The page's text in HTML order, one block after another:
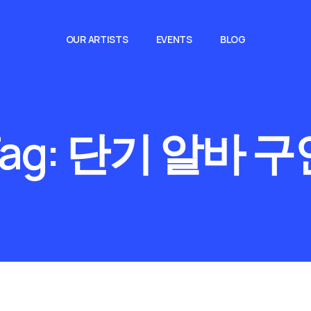
OUR ARTISTS EVENTS BLOG
단기 알바 구